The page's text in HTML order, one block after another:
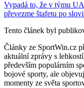
Vypadá to, že v týmu
převezme štafetu po
Tento článek byl
Články ze SportWin.cz
aktuální zprávy s
především populárním
bojové sporty, ale
momenty ze světa